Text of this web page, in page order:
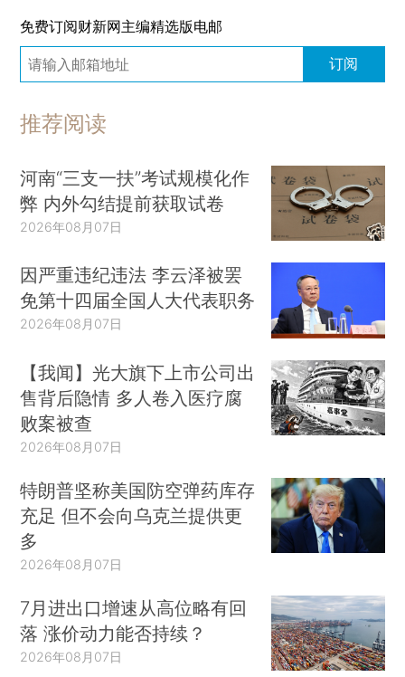
免费订阅财新网主编精选版电邮
订阅
推荐阅读
河南“三支一扶”考试规模化作
弊 内外勾结提前获取试卷
2026年08月07日
因严重违纪违法 李云泽被罢
免第十四届全国人大代表职务
2026年08月07日
【我闻】光大旗下上市公司出
售背后隐情 多人卷入医疗腐
败案被查
2026年08月07日
特朗普坚称美国防空弹药库存
充足 但不会向乌克兰提供更
多
2026年08月07日
7月进出口增速从高位略有回
落 涨价动力能否持续？
2026年08月07日